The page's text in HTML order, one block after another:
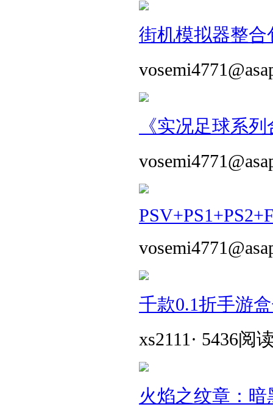
街机模拟器整合
《实况足球系
千款0.1折手游
xs2111 · 5436阅
火焰之纹章：